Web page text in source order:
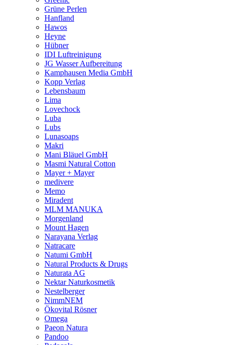
Grüne Perlen
Hanfland
Hawos
Heyne
Hübner
IDI Luftreinigung
JG Wasser Aufbereitung
Kamphausen Media GmbH
Kopp Verlag
Lebensbaum
Lima
Lovechock
Luba
Lubs
Lunasoaps
Makri
Mani Bläuel GmbH
Masmi Natural Cotton
Mayer + Mayer
medivere
Memo
Miradent
MLM MANUKA
Morgenland
Mount Hagen
Narayana Verlag
Natracare
Natumi GmbH
Natural Products & Drugs
Naturata AG
Nektar Naturkosmetik
Nestelberger
NimmNEM
Ökovital Rösner
Omega
Paeon Natura
Pandoo